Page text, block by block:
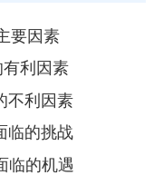
要因素
有利因素
不利因素
临的挑战
临的机遇